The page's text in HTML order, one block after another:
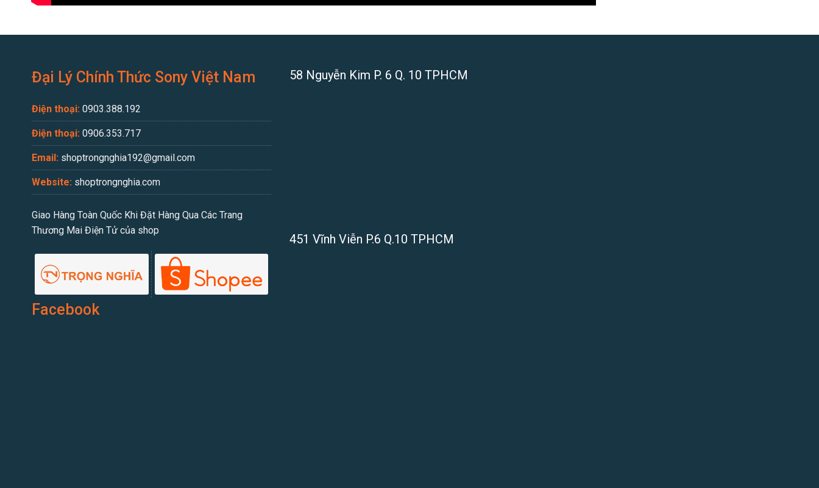
Đại Lý Chính Thức Sony Việt Nam
Điện thoại: 0903.388.192
Điện thoại: 0906.353.717
Email: shoptrongnghia192@gmail.com
Website: shoptrongnghia.com
Giao Hàng Toàn Quốc Khi Đặt Hàng Qua Các Trang
Thương Mai Điện Tử của shop
Facebook
58 Nguyễn Kim P. 6 Q. 10 TPHCM
451 Vĩnh Viễn P.6 Q.10 TPHCM